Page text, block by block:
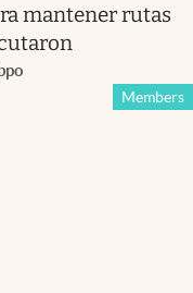
mantener rutas
Members